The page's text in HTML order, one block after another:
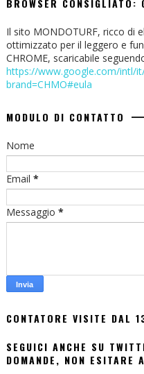
BROWSER CONSIGLIATO:
Il sito MONDOTURF, ricco di
ottimizzato per il leggero e
CHROME, scaricabile
https://www.google.com/intl/
brand=CHMO#eula
MODULO DI CONTATTO
Nome
Email *
Messaggio *
CONTATORE VISITE DAL
SEGUICI ANCHE SU
DOMANDE, NON ESITARE